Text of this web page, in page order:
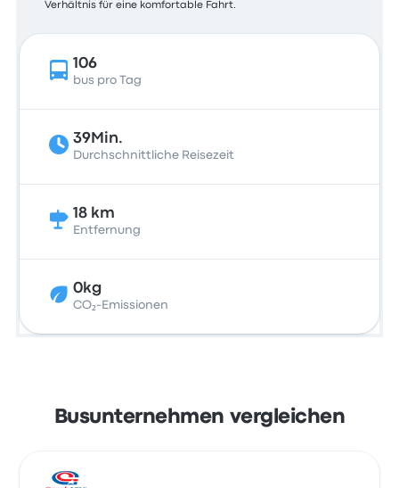
Verhältnis für eine komfortable Fahrt.
106
bus pro Tag
39Min.
Durchschnittliche Reisezeit
18 km
Entfernung
0kg
CO₂-Emissionen
Busunternehmen vergleichen